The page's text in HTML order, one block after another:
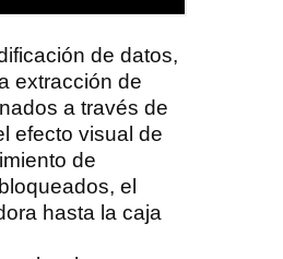
de datos,
extracción de
a través de
efecto visual de
de
el
hasta la caja